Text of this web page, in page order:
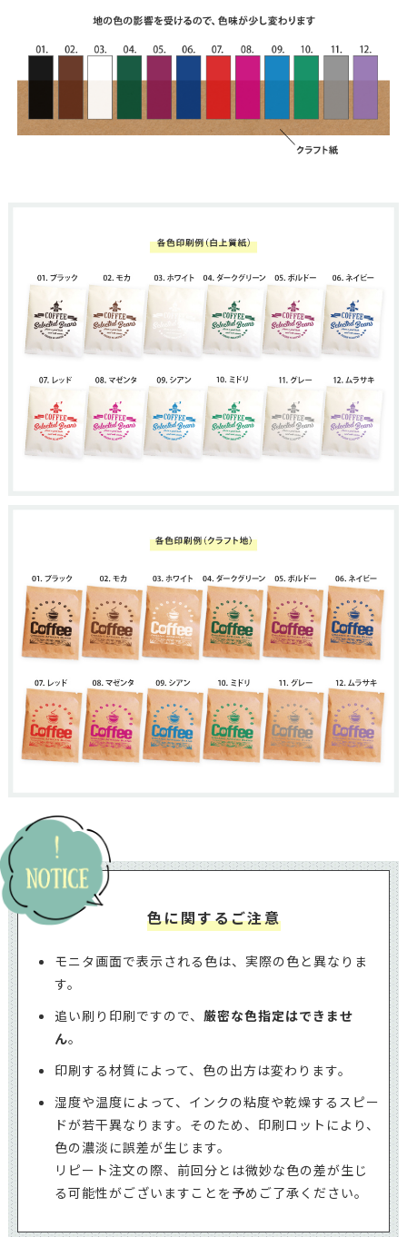
色に関するご注意
モニタ画面で表示される色は、実際の色と異なりま
す。
追い刷り印刷ですので、 厳密な色指定はできませ
ん。
印刷する材質によって、色の出方は変わります。
湿度や温度によって、インクの粘度や乾燥するスピー
ドが若干異なります。そのため、印刷ロットにより、
色の濃淡に誤差が生じます。
リピート注文の際、前回分とは微妙な色の差が生じ
る可能性がございますことを予めご了承ください。